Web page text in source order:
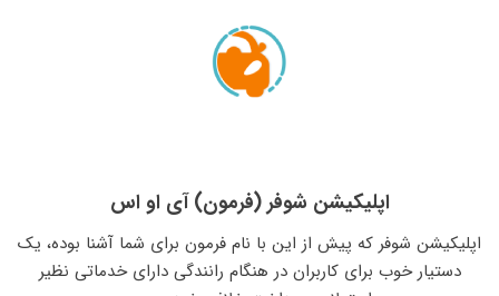
اپلیکیشن شوفر (فرمون) آی او اس
اپلیکیشن شوفر که پیش از این با نام فرمون برای شما آشنا بوده، یک
دستیار خوب برای کاربران در هنگام رانندگی دارای خدماتی نظیر